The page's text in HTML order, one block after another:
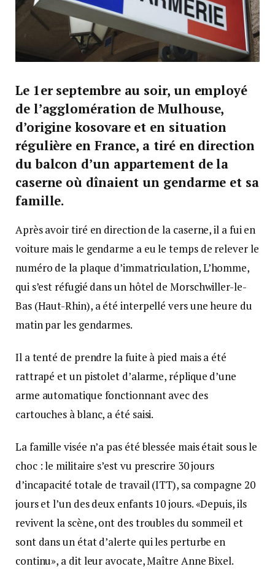
Le 1er septembre au soir, un employé
de l’agglomération de Mulhouse,
d’origine kosovare et en situation
régulière en France, a tiré en direction
du balcon d’un appartement de la
caserne où dînaient un gendarme et sa
famille.
Après avoir tiré en direction de la caserne, il a fui en
voiture mais le gendarme a eu le temps de relever le
numéro de la plaque d’immatriculation, L’homme,
qui s’est réfugié dans un hôtel de Morschwiller-le-
Bas (Haut-Rhin), a été interpellé vers une heure du
matin par les gendarmes.
Il a tenté de prendre la fuite à pied mais a été
rattrapé et un pistolet d’alarme, réplique d’une
arme automatique fonctionnant avec des
cartouches à blanc, a été saisi.
La famille visée n’a pas été blessée mais était sous le
choc : le militaire s’est vu prescrire 30 jours
d’incapacité totale de travail (ITT), sa compagne 20
jours et l’un des deux enfants 10 jours. «Depuis, ils
revivent la scène, ont des troubles du sommeil et
sont dans un état d’alerte qui les perturbe en
continu», a dit leur avocate, Maître Anne Bixel.